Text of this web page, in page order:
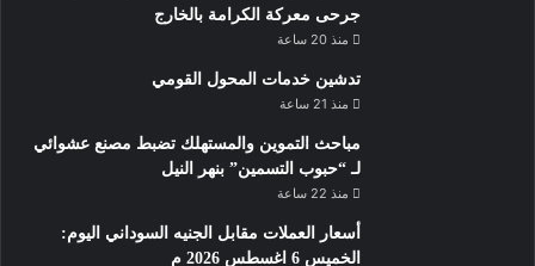
جرحى معركة الكرامة بالخارج
منذ 20 ساعة
تدشين خدمات المحول القومي
منذ 21 ساعة
مباحث التموين والمستهلك تضبط مصنع عشوائي
لـ “حبوب التسمين” بنهر النيل
منذ 22 ساعة
أسعار العملات مقابل الجنيه السوداني اليوم:
الخميس 6 اغسطس 2026 م